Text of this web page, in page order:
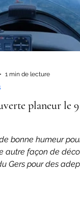
planeur le
bonne humeur
autre façon de
Gers pour des
1 min de lecture